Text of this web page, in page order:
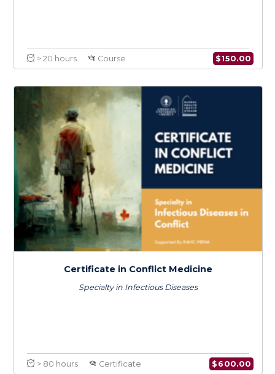
Cybersécurité et Transformation
Numérique pour les ONG
> 20 hours Course